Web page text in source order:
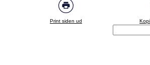
Print siden ud